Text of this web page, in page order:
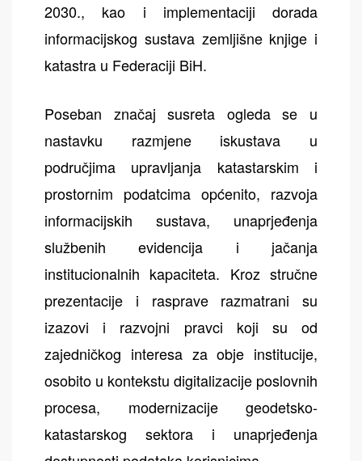
2030., kao i implementaciji dorada
informacijskog sustava zemljišne knjige i
katastra u Federaciji BiH.
Poseban značaj susreta ogleda se u
nastavku razmjene iskustava u
područjima upravljanja katastarskim i
prostornim podatcima općenito, razvoja
informacijskih sustava, unaprjeđenja
službenih evidencija i jačanja
institucionalnih kapaciteta. Kroz stručne
prezentacije i rasprave razmatrani su
izazovi i razvojni pravci koji su od
zajedničkog interesa za obje institucije,
osobito u kontekstu digitalizacije poslovnih
procesa, modernizacije geodetsko-
katastarskog sektora i unaprjeđenja